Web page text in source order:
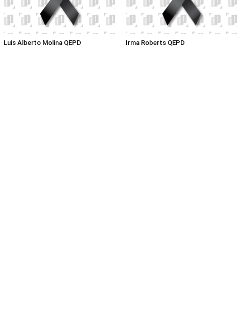
Luis Alberto Molina QEPD Irma Roberts QEPD